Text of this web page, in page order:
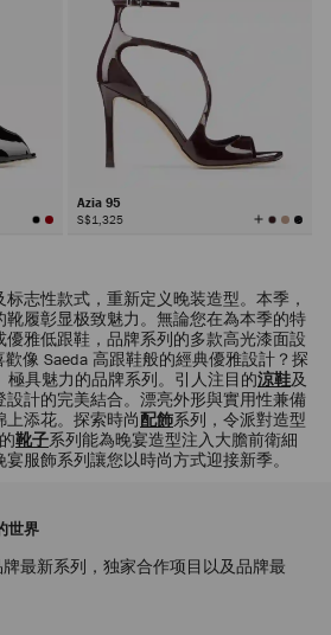
Azia 95
S$1,325 查
看
志性款式，重新定义晚装造型。本季，
履彰显极致魅力。無論您在為本季的特
雅低跟鞋，品牌系列的多款高光漆面設
像 Saeda 高跟鞋般的經典優雅設計？探
具魅力的品牌系列。引人注目的涼鞋及
設計的完美結合。漂亮外形與實用性兼備
上添花。探索時尚配飾系列，令派對造型
靴子系列能為晚宴造型注入大膽前衛細
服飾系列讓您以時尚方式迎接新季。
世界
最新系列，独家合作项目以及品牌最